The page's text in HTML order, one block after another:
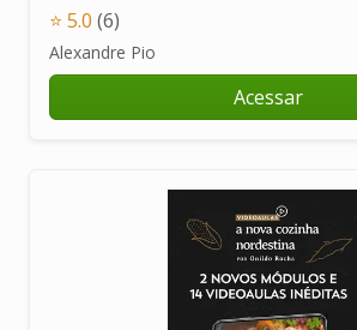
⭐ 5.0 (6)
Alexandre Pio
Acessar